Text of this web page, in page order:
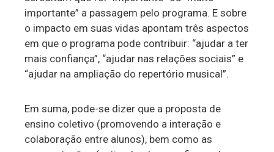
importante” a passagem pelo programa. E sobre
o impacto em suas vidas apontam três aspectos
em que o programa pode contribuir: “ajudar a ter
mais confiança”, “ajudar nas relações sociais” e
“ajudar na ampliação do repertório musical”.
Em suma, pode-se dizer que a proposta de
ensino coletivo (promovendo a interação e
colaboração entre alunos), bem como as